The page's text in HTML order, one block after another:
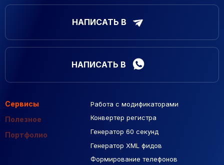
НАПИСАТЬ В
НАПИСАТЬ В
Сервисы
Полезное
Портфолио
Работа с модификаторами
Конвертер регистра
Генератор 60 секунд
Генератор XML фидов
Формирование телефонов
Подборка сайтов
Макеты Figma
База Яндекс Карты
РСЯ площадки
Созданные сайты
Контекстная реклама